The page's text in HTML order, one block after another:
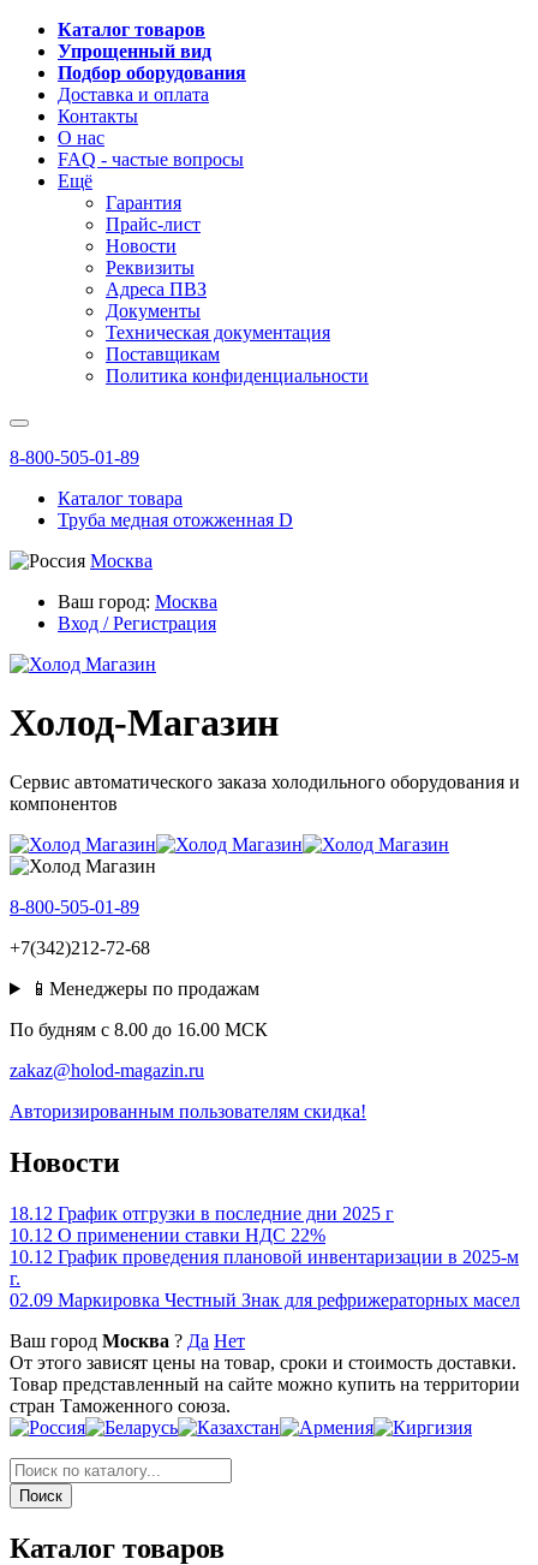
Каталог товаров
Упрощенный вид
Подбор оборудования
Доставка и оплата
Контакты
О нас
FAQ - частые вопросы
Ещё
Гарантия
Прайс-лист
Новости
Реквизиты
Адреса ПВЗ
Документы
Техническая документация
Поставщикам
Политика конфиденциальности
8-800-505-01-89
Каталог товара
Труба медная отожженная D
Москва
Ваш город: Москва
Вход / Регистрация
Холод-Магазин
Сервис автоматического заказа холодильного оборудования и
компонентов
8-800-505-01-89
+7(342)212-72-68
📱Менеджеры по продажам
По будням c 8.00 до 16.00 МСК
zakaz@holod-magazin.ru
Авторизированным пользователям скидка!
Новости
18.12 График отгрузки в последние дни 2025 г
10.12 О применении ставки НДС 22%
10.12 График проведения плановой инвентаризации в 2025-м
г.
02.09 Маркировка Честный Знак для рефрижераторных масел
Ваш город Москва ? Да Нет
От этого зависят цены на товар, сроки и стоимость доставки.
Товар представленный на сайте можно купить на территории
стран Таможенного союза.
Каталог товаров